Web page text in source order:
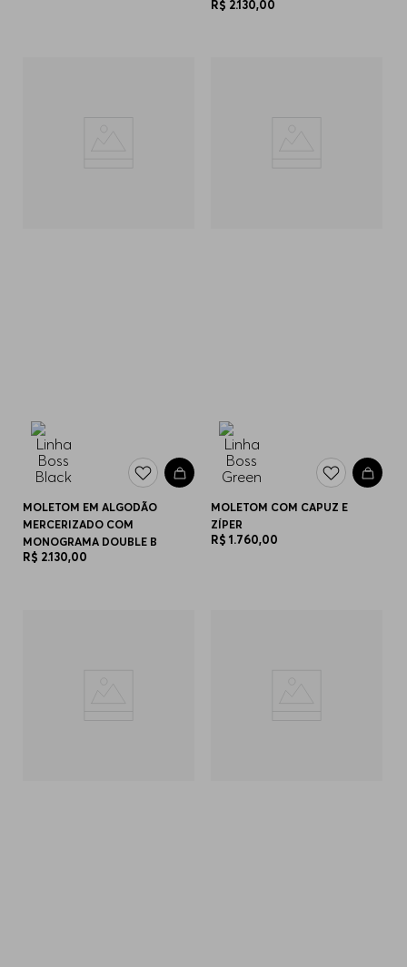
R$ 2.130,00
MOLETOM EM ALGODÃO
MERCERIZADO COM
MONOGRAMA DOUBLE B
R$ 2.130,00
MOLETOM COM CAPUZ E
ZÍPER
R$ 1.760,00